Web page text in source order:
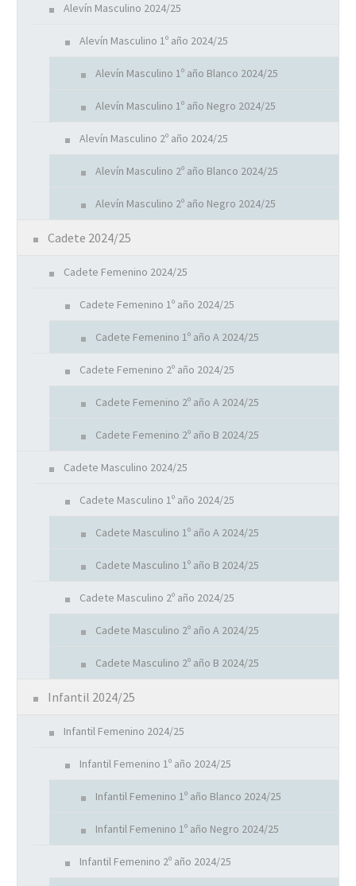
Alevín Masculino 2024/25
Alevín Masculino 1º año 2024/25
Alevín Masculino 1º año Blanco 2024/25
Alevín Masculino 1º año Negro 2024/25
Alevín Masculino 2º año 2024/25
Alevín Masculino 2º año Blanco 2024/25
Alevín Masculino 2º año Negro 2024/25
Cadete 2024/25
Cadete Femenino 2024/25
Cadete Femenino 1º año 2024/25
Cadete Femenino 1º año A 2024/25
Cadete Femenino 2º año 2024/25
Cadete Femenino 2º año A 2024/25
Cadete Femenino 2º año B 2024/25
Cadete Masculino 2024/25
Cadete Masculino 1º año 2024/25
Cadete Masculino 1º año A 2024/25
Cadete Masculino 1º año B 2024/25
Cadete Masculino 2º año 2024/25
Cadete Masculino 2º año A 2024/25
Cadete Masculino 2º año B 2024/25
Infantil 2024/25
Infantil Femenino 2024/25
Infantil Femenino 1º año 2024/25
Infantil Femenino 1º año Blanco 2024/25
Infantil Femenino 1º año Negro 2024/25
Infantil Femenino 2º año 2024/25